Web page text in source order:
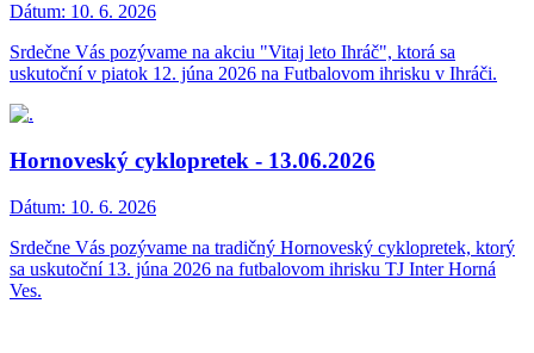
Dátum: 10. 6. 2026
Srdečne Vás pozývame na akciu "Vitaj leto Ihráč", ktorá sa
uskutoční v piatok 12. júna 2026 na Futbalovom ihrisku v Ihráči.
Hornoveský cyklopretek - 13.06.2026
Dátum: 10. 6. 2026
Srdečne Vás pozývame na tradičný Hornoveský cyklopretek, ktorý
sa uskutoční 13. júna 2026 na futbalovom ihrisku TJ Inter Horná
Ves.